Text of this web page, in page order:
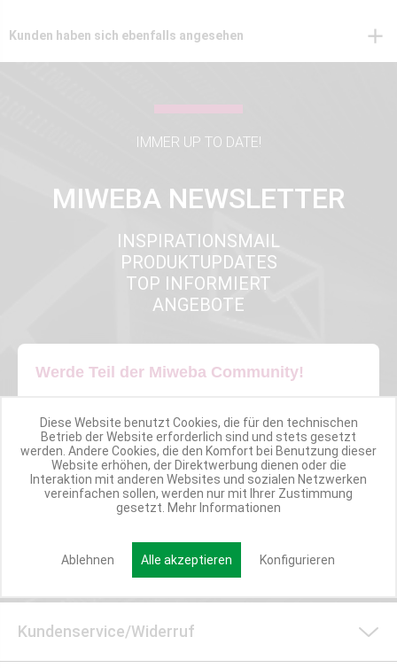
Kunden haben sich ebenfalls angesehen
IMMER UP TO DATE!
MIWEBA NEWSLETTER
INSPIRATIONSMAIL
PRODUKTUPDATES
TOP INFORMIERT
ANGEBOTE
Werde Teil der Miweba Community!
E-MAIL*
Kundenservice/Widerruf
Diese Website benutzt Cookies, die für den technischen
Betrieb der Website erforderlich sind und stets gesetzt
werden. Andere Cookies, die den Komfort bei Benutzung dieser
Website erhöhen, der Direktwerbung dienen oder die
Interaktion mit anderen Websites und sozialen Netzwerken
vereinfachen sollen, werden nur mit Ihrer Zustimmung
gesetzt. Mehr Informationen
Ablehnen Alle akzeptieren Konfigurieren